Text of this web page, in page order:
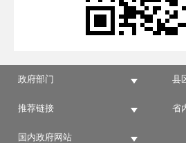
政府部门 县
推荐链接 省
国内政府网站